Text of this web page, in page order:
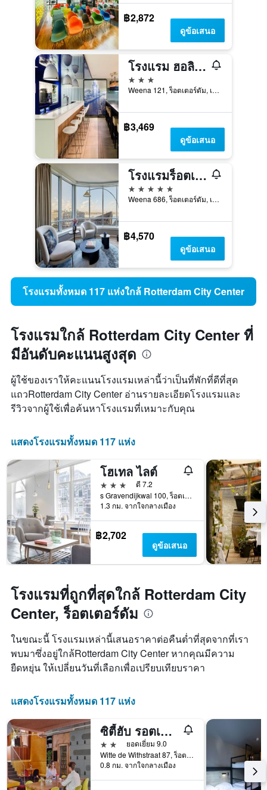
฿2,872
ดูข้อเสนอ
โรงแรม ฮอลิเดย์ อินน์ เอ็กซ์เพรส รอตเทอร์ดาม - เซ็นทรัล สเตชั่น บาย IHG
3 ดาว
Weena 121, ร็อตเตอร์ดัม, เซาท์-ฮอลแลนด์, เนเธอร์แลนด์
฿3,469
ดูข้อเสนอ
โรงแรมร็อตเทอร์ดัม แมริออท
5 ดาว
Weena 686, ร็อตเตอร์ดัม, เซาท์-ฮอลแลนด์, เนเธอร์แลนด์
฿4,570
ดูข้อเสนอ
โรงแรมทั้งหมด 117 แห่งใกล้ Rotterdam City Center
โรงแรมใกล้ Rotterdam City Center ที่
มีอันดับคะแนนสูงสุด
ผู้ใช้ของเราให้คะแนนโรงแรมเหล่านี้ว่าเป็นที่พักที่ดีที่สุด
แถวRotterdam City Center อ่านรายละเอียดโรงแรมและ
รีวิวจากผู้ใช้เพื่อค้นหาโรงแรมที่เหมาะกับคุณ
แสดงโรงแรมทั้งหมด 117 แห่ง
โฮเทล ไลต์
3 ดาว
ดี 7.2
s Gravendijkwal 100, ร็อตเตอร์ดัม, เซาท์-ฮอลแลนด์, เนเธอร์แลนด์
1.3 กม. จากใจกลางเมือง
฿2,702
ดูข้อเสนอ
โรงแรมที่ถูกที่สุดใกล้ Rotterdam City
Center, ร็อตเตอร์ดัม
ในขณะนี้ โรงแรมเหล่านี้เสนอราคาต่อคืนต่ำที่สุดจากที่เรา
พบมาซึ่งอยู่ใกล้Rotterdam City Center หากคุณมีความ
ยืดหยุ่น ให้เปลี่ยนวันที่เลือกเพื่อเปรียบเทียบราคา
แสดงโรงแรมทั้งหมด 117 แห่ง
ซิตี้ฮับ รอตเตอร์ดัม
2 ดาว
ยอดเยี่ยม 9.0
Witte de Withstraat 87, ร็อตเตอร์ดัม, เซาท์-ฮอลแลนด์, เนเธอร์แลนด์
0.8 กม. จากใจกลางเมือง